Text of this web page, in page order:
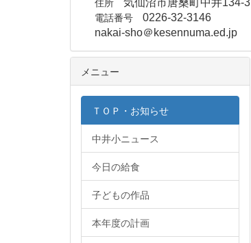
気仙沼市唐桑町中井134-3
電話番号 0226-32-3146
nakai-sho＠kesennuma.ed.jp
メニュー
ＴＯＰ・お知らせ
中井小ニュース
今日の給食
子どもの作品
本年度の計画